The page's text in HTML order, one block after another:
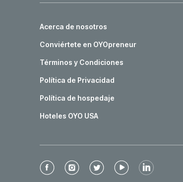
Acerca de nosotros
Conviértete en OYOpreneur
Términos y Condiciones
Política de Privacidad
Política de hospedaje
Hoteles OYO USA